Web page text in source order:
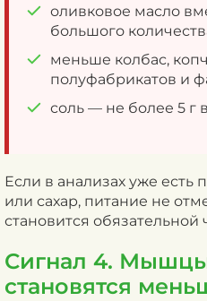
оливковое масло
большого
меньше колбас,
полуфабрикатов и
соль — не более 5 г
Если в анализах уже
или сахар, питание не
становится
Сигнал 4.
становятся